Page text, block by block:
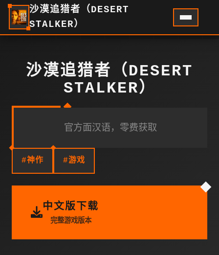
沙漠追猎者（DESERT
STALKER）
沙漠追猎者（DESERT
STALKER）
官方面汉语，零费获取
#神作 #游戏
中文版下载
完整游戏版本